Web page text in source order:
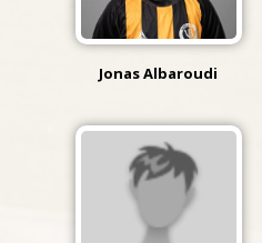
Jonas Albaroudi